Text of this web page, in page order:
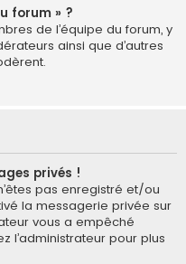
forum » ?
de l’équipe du forum, y
ainsi que d’autres
privés !
pas enregistré et/ou
la messagerie privée sur
vous a empêché
l’administrateur pour plus